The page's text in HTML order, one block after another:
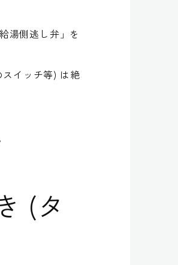
湯側逃し弁」を
イッチ等) は絶
(タ